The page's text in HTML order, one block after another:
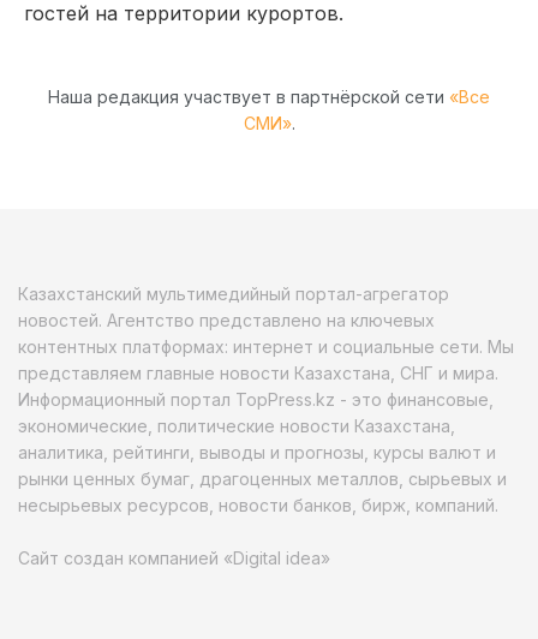
гостей на территории курортов.
Наша редакция участвует в партнёрской сети «Все
СМИ».
Казахстанский мультимедийный портал-агрегатор
новостей. Агентство представлено на ключевых
контентных платформах: интернет и социальные сети. Мы
представляем главные новости Казахстана, СНГ и мира.
Информационный портал TopPress.kz - это финансовые,
экономические, политические новости Казахстана,
аналитика, рейтинги, выводы и прогнозы, курсы валют и
рынки ценных бумаг, драгоценных металлов, сырьевых и
несырьевых ресурсов, новости банков, бирж, компаний.
Сайт создан компанией «Digital idea»